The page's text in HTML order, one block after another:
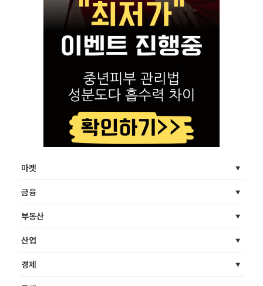
마켓
금융
부동산
산업
경제